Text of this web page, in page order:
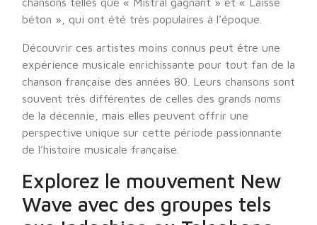
béton », qui ont été très populaires à l’époque.
Découvrir ces artistes moins connus peut être une
expérience musicale enrichissante pour tout fan de la
chanson française des années 80. Leurs chansons sont
souvent très différentes de celles des grands noms
de la décennie, mais elles peuvent offrir une
perspective unique sur cette période passionnante
de l’histoire musicale française.
Explorez le mouvement New
Wave avec des groupes tels